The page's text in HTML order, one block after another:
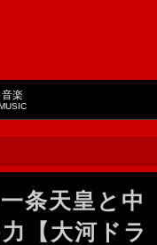
音楽
条天皇と中
【大河ドラ